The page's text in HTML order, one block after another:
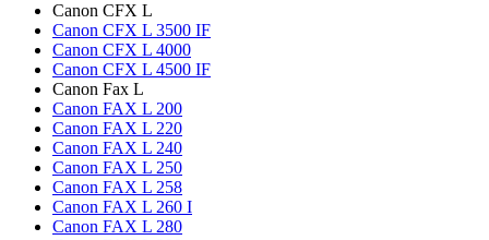
Canon CFX L
Canon CFX L 3500 IF
Canon CFX L 4000
Canon CFX L 4500 IF
Canon Fax L
Canon FAX L 200
Canon FAX L 220
Canon FAX L 240
Canon FAX L 250
Canon FAX L 258
Canon FAX L 260 I
Canon FAX L 280